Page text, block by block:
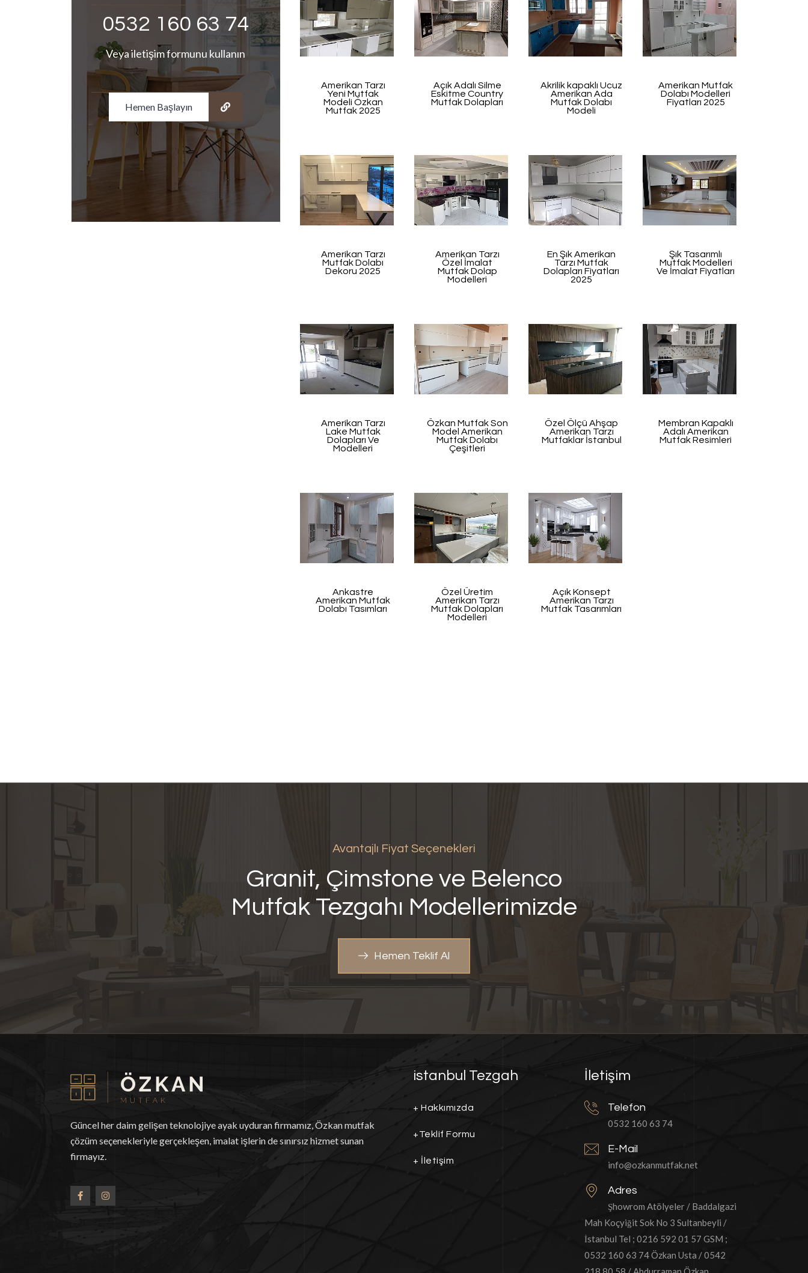
0532 160 63 74
Veya iletişim formunu kullanın
Hemen Başlayın
Amerikan Tarzı
Yeni Mutfak
Modeli Özkan
Mutfak 2025
Açık Adalı Silme
Eskitme Country
Mutfak Dolapları
Akrilik kapaklı Ucuz
Amerikan Ada
Mutfak Dolabı
Modeli
Amerikan Mutfak
Dolabı Modelleri
Fiyatları 2025
Amerikan Tarzı
Mutfak Dolabı
Dekoru 2025
Amerikan Tarzı
Özel İmalat
Mutfak Dolap
Modelleri
En Şık Amerikan
Tarzı Mutfak
Dolapları Fiyatları
2025
Şık Tasarımlı
Mutfak Modelleri
Ve İmalat Fiyatları
Amerikan Tarzı
Lake Mutfak
Dolapları Ve
Modelleri
Özkan Mutfak Son
Model Amerikan
Mutfak Dolabı
Çeşitleri
Özel Ölçü Ahşap
Amerikan Tarzı
Mutfaklar İstanbul
Membran Kapaklı
Adalı Amerikan
Mutfak Resimleri
Ankastre
Amerikan Mutfak
Dolabı Tasımları
Özel Üretim
Amerikan Tarzı
Mutfak Dolapları
Modelleri
Açık Konsept
Amerikan Tarzı
Mutfak Tasarımları
Avantajlı Fiyat Seçenekleri
Granit, Çimstone ve Belenco
Mutfak Tezgahı Modellerimizde
Hemen Teklif Al
Güncel her daim gelişen teknolojiye ayak uyduran firmamız, Özkan mutfak
çözüm seçenekleriyle gerçekleşen, imalat işlerin de sınırsız hizmet sunan
firmayız.
istanbul Tezgah
+ Hakkımızda
+Teklif Formu
+ İletişim
İletişim
Telefon
0532 160 63 74
E-Mail
info@ozkanmutfak.net
Adres
Şhowrom Atölyeler / Baddalgazi
Mah Koçyiğit Sok No 3 Sultanbeyli /
İstanbul Tel ; 0216 592 01 57 GSM ;
0532 160 63 74 Özkan Usta / 0542